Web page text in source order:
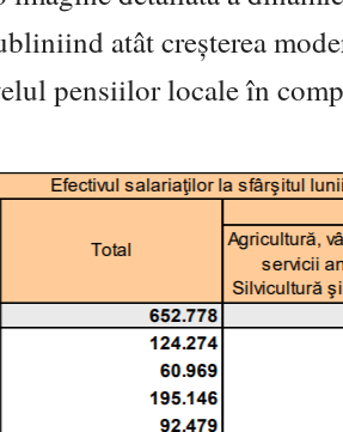
atât creșterea
pensiilor locale în